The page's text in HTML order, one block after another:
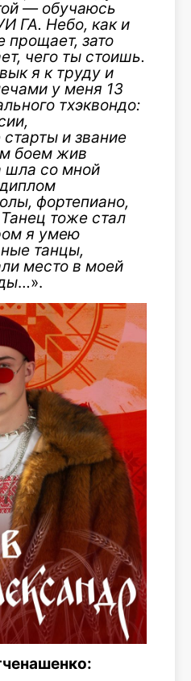
— обучаюсь
ГА. Небо, как и
прощает, зато
чего ты стоишь.
я к труду и
у меня 13
тхэквондо:
и звание
боем жив
шла со мной
фортепиано,
Танец тоже стал
я умею
танцы,
место в моей
…».